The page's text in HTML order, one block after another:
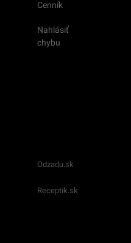
Cenník
Nahlásiť
chybu
Odzadu.sk
Receptik.sk